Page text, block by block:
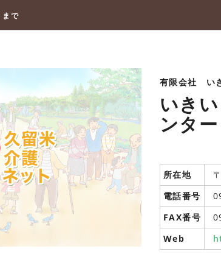
まで
有限会社 い
いき
ンター
所在地
電話番号
FAX番号
Web